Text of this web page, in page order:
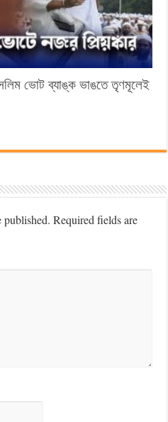
ভোট ব্যাঙ্ক ভাঙতে তৃণমূলেই
published. Required fields are